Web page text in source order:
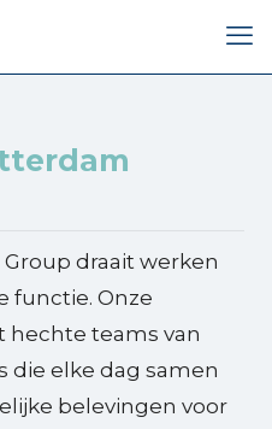
draait werken
functie. Onze
hechte teams van
die elke dag samen
belevingen voor